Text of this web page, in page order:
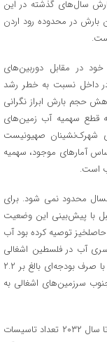
درصد از میانگین بارش سال‌های گذشته در این
بارش در محدوده رود اردن
در مقابل دوربین‌های
داخل نسبت به خطر رشد
حجم بارش ابراز نگرانی
قطع سهمیه آب زمین‌های
شهرک‌نشینان صهیونیست
آمارهای موجود، سهمیه
محدود نمی شود. برای
با پیش‌بینی این وضعیت
توصیه کرده بود آب
آب در فلسطین اشغالی
متصل شود. رژیم صهیونیستی علاوه بر این از سال ۲۰۱۸ با صرف بودجه‌ای بالغ بر ۲.۲
جنوب سرزمین‌های اشغالی به
براساس برنامه‌ریزی‌های صورت گرفته اسرائیل قصد دارد تا سال ۲۰۳۲ تعداد تاسیسات